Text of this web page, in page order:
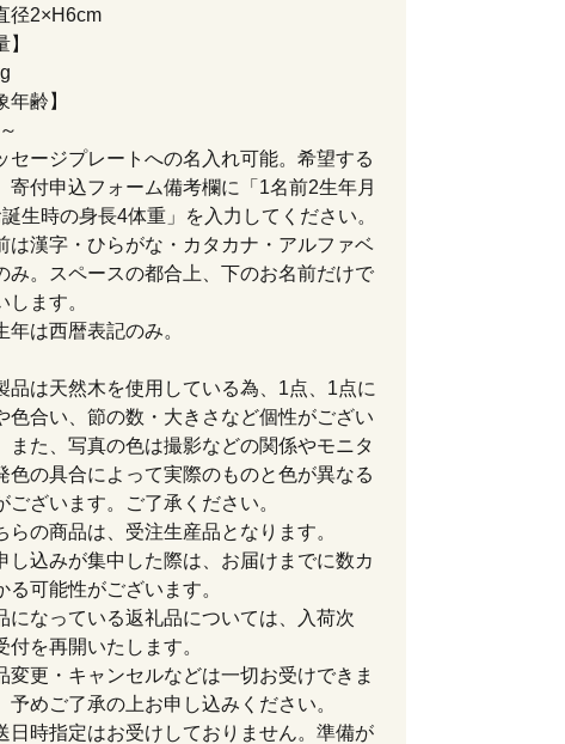
径2×H6cm
】
年齢】
セージプレートへの名入れ可能。希望する
寄付申込フォーム備考欄に「1名前2生年月
誕生時の身長4体重」を入力してください。
は漢字・ひらがな・カタカナ・アルファベ
み。スペースの都合上、下のお名前だけで
します。
は西暦表記のみ。
品は天然木を使用している為、1点、1点に
色合い、節の数・大きさなど個性がござい
また、写真の色は撮影などの関係やモニタ
色の具合によって実際のものと色が異なる
ございます。ご了承ください。
らの商品は、受注生産品となります。
し込みが集中した際は、お届けまでに数カ
る可能性がございます。
になっている返礼品については、入荷次
付を再開いたします。
変更・キャンセルなどは一切お受けできま
予めご了承の上お申し込みください。
日時指定はお受けしておりません。準備が